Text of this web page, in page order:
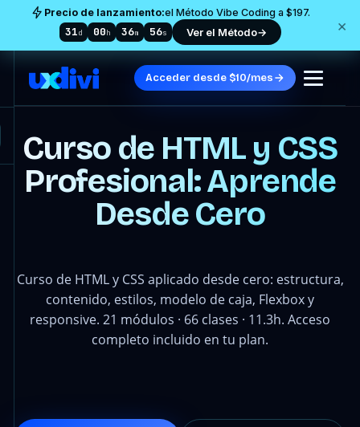
Precio de lanzamiento:el Método Vibe Coding a $197.
31d 00h 36m 52s Ver el Método→ ×
Acceder desde $10/mes
Curso de HTML y CSS
Profesional: Aprende
Desde Cero
Curso de HTML y CSS aplicado desde cero: estructura,
contenido, estilos, modelo de caja, Flexbox y
responsive. 21 módulos · 66 clases · 11.3h. Acceso
completo incluido en tu plan.